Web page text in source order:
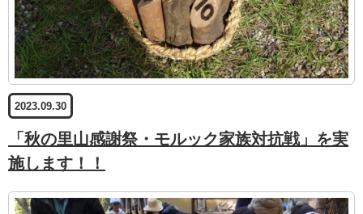
2023.09.30
「秋の里山感謝祭・モルック家族対抗戦」を実
施します！！